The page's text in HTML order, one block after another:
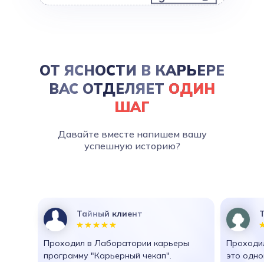
ОТ ЯСНОСТИ В КАРЬЕРЕ
ВАС ОТДЕЛЯЕТ ОДИН
ШАГ
Давайте вместе напишем вашу
успешную историю?
это
Тайный клиент
Проходил в Лаборатории карьеры
программу "Карьерный чекап".